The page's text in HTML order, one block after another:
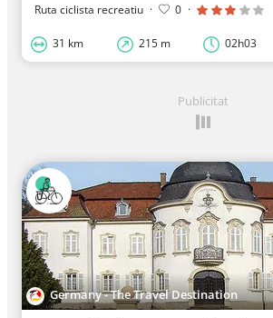
Ruta ciclista recreatiu · 0 ·
31 km 215 m 02h03
Publicitat
Germany - The Travel Destination